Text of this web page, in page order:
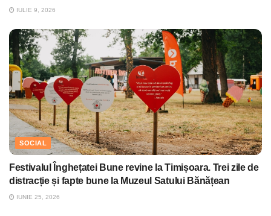
IULIE 9, 2026
SOCIAL
Festivalul Înghețatei Bune revine la Timișoara. Trei zile de
distracție și fapte bune la Muzeul Satului Bănățean
IUNIE 25, 2026